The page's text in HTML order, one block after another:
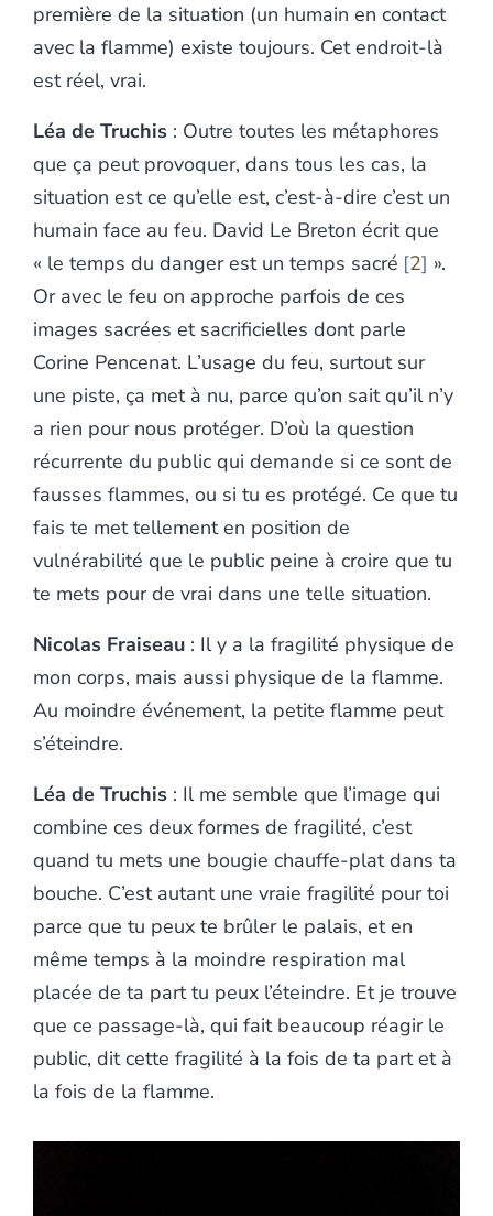
première de la situation (un humain en contact
avec la flamme) existe toujours. Cet endroit-là
est réel, vrai.
Léa de Truchis : Outre toutes les métaphores
que ça peut provoquer, dans tous les cas, la
situation est ce qu’elle est, c’est-à-dire c’est un
humain face au feu. David Le Breton écrit que
« le temps du danger est un temps sacré 2 ».
Or avec le feu on approche parfois de ces
images sacrées et sacrificielles dont parle
Corine Pencenat. L’usage du feu, surtout sur
une piste, ça met à nu, parce qu’on sait qu’il n’y
a rien pour nous protéger. D’où la question
récurrente du public qui demande si ce sont de
fausses flammes, ou si tu es protégé. Ce que tu
fais te met tellement en position de
vulnérabilité que le public peine à croire que tu
te mets pour de vrai dans une telle situation.
Nicolas Fraiseau : Il y a la fragilité physique de
mon corps, mais aussi physique de la flamme.
Au moindre événement, la petite flamme peut
s’éteindre.
Léa de Truchis : Il me semble que l’image qui
combine ces deux formes de fragilité, c’est
quand tu mets une bougie chauffe-plat dans ta
bouche. C’est autant une vraie fragilité pour toi
parce que tu peux te brûler le palais, et en
même temps à la moindre respiration mal
placée de ta part tu peux l’éteindre. Et je trouve
que ce passage-là, qui fait beaucoup réagir le
public, dit cette fragilité à la fois de ta part et à
la fois de la flamme.